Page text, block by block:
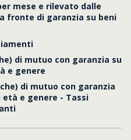
mese e rilevato dalle
fronte di garanzia su beni
di mutuo con garanzia su
e genere
di mutuo con garanzia
e genere - Tassi